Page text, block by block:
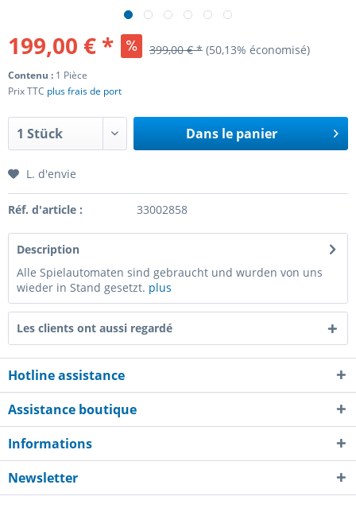
199,00 € * 399,00 € * (50,13% économisé)
Contenu : 1 Pièce
Prix TTC plus frais de port
Dans le panier
L. d'envie
Réf. d'article : 33002858
Description
Alle Spielautomaten sind gebraucht und wurden von uns
wieder in Stand gesetzt. plus
Les clients ont aussi regardé
Hotline assistance
Assistance boutique
Informations
Newsletter